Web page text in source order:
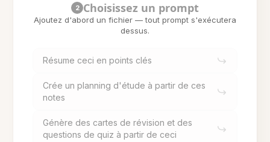
2 Choisissez un prompt
Ajoutez d'abord un fichier — tout prompt s'exécutera
dessus.
Résume ceci en points clés
Crée un planning d'étude à partir de ces
notes
Génère des cartes de révision et des
questions de quiz à partir de ceci